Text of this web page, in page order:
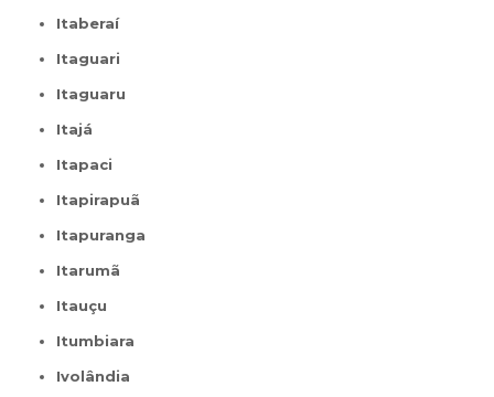
Itaberaí
Itaguari
Itaguaru
Itajá
Itapaci
Itapirapuã
Itapuranga
Itarumã
Itauçu
Itumbiara
Ivolândia